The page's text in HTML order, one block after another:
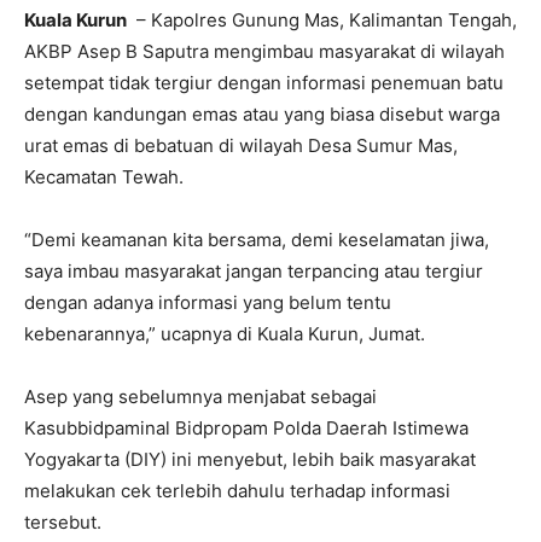
Kuala Kurun – Kapolres Gunung Mas, Kalimantan Tengah,
AKBP Asep B Saputra mengimbau masyarakat di wilayah
setempat tidak tergiur dengan informasi penemuan batu
dengan kandungan emas atau yang biasa disebut warga
urat emas di bebatuan di wilayah Desa Sumur Mas,
Kecamatan Tewah.
“Demi keamanan kita bersama, demi keselamatan jiwa,
saya imbau masyarakat jangan terpancing atau tergiur
dengan adanya informasi yang belum tentu
kebenarannya,” ucapnya di Kuala Kurun, Jumat.
Asep yang sebelumnya menjabat sebagai
Kasubbidpaminal Bidpropam Polda Daerah Istimewa
Yogyakarta (DIY) ini menyebut, lebih baik masyarakat
melakukan cek terlebih dahulu terhadap informasi
tersebut.